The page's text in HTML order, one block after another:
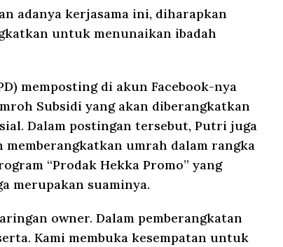
adanya kerjasama ini, diharapkan
untuk menunaikan ibadah
memposting di akun Facebook-nya
Subsidi yang akan diberangkatkan
Dalam postingan tersebut, Putri juga
memberangkatkan umrah dalam rangka
“Prodak Hekka Promo” yang
merupakan suaminya.
owner. Dalam pemberangkatan
Kami membuka kesempatan untuk